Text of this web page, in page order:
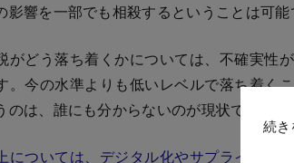
影響を一部でも相殺するということは可能
がどう落ち着くかについては、不確実性
。今の水準よりも低いレベルで落ち着く
のは、誰にも分からないのが現状です。
ついては、デジタル化やサプライチェ
続き